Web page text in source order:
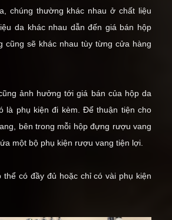
chúng thường khác nhau ở chất liệu
da khác nhau dẫn đến giá bán hộp
cũng sẽ khác nhau tùy từng cửa hàng
ảnh hưởng tới giá bán của hộp da
là phụ kiện đi kèm. Để thuận tiện cho
bên trong mỗi hộp đựng rượu vang
một bộ phụ kiện rượu vang tiện lợi.
thể có đầy đủ hoặc chỉ có vài phụ kiện